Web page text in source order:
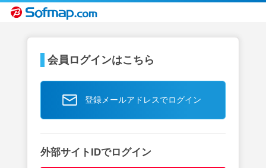
会員ログインはこちら
登録メールアドレスでログイン
外部サイトIDでログイン